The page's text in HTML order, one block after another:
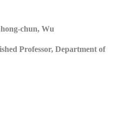
chun, Wu
Professor, Department of